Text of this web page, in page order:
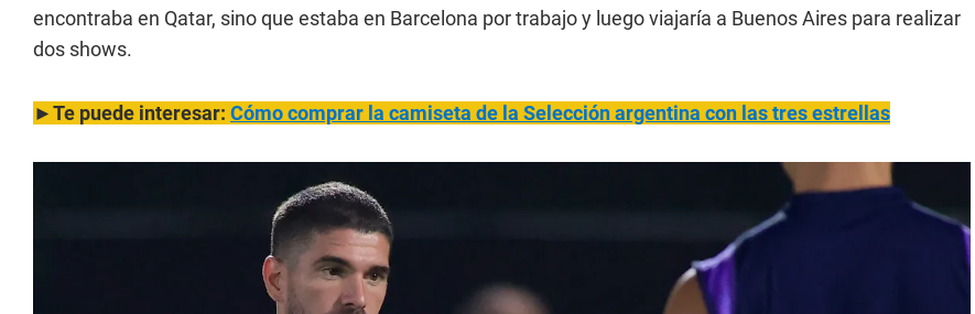
encontraba en Qatar, sino que estaba en Barcelona por trabajo y luego viajaría a Buenos Aires para realizar
dos shows.
►Te puede interesar: Cómo comprar la camiseta de la Selección argentina con las tres estrellas